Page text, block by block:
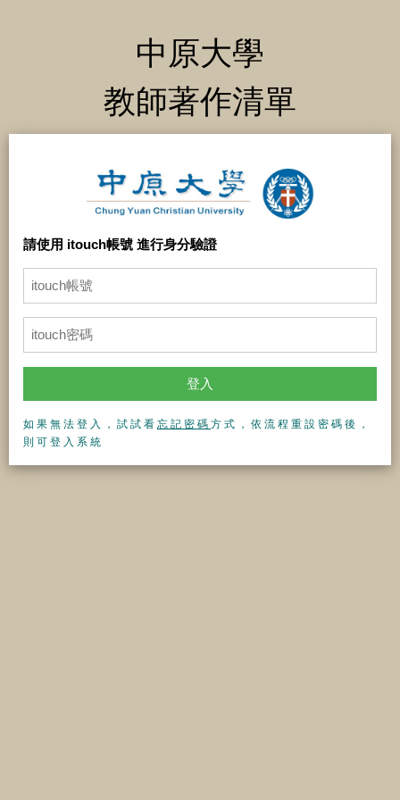
中原大學
教師著作清單
請使用 itouch帳號 進行身分驗證
登入
如果無法登入，試試看 忘記密碼 方式，依流程重設密碼後，
則可登入系統